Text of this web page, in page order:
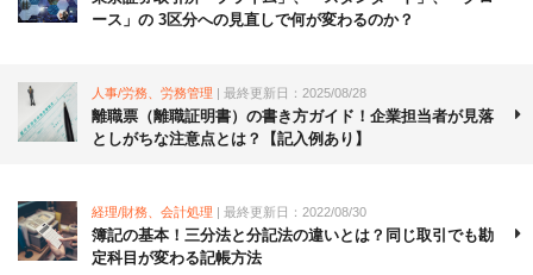
ース」の 3区分への見直しで何が変わるのか？
人事/労務、労務管理 | 最終更新日：2025/08/28
離職票（離職証明書）の書き方ガイド！企業担当者が見落
としがちな注意点とは？【記入例あり】
経理/財務、会計処理 | 最終更新日：2022/08/30
簿記の基本！三分法と分記法の違いとは？同じ取引でも勘
定科目が変わる記帳方法